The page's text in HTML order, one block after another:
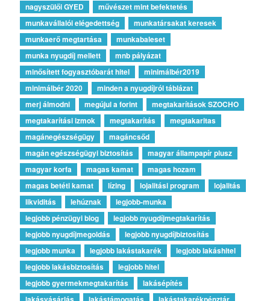
nagyszülői GYED
művészet mint befektetés
munkavállalói elégedettség
munkatársakat keresek
munkaerő megtartása
munkabaleset
munka nyugdíj mellett
mnb pályázat
minősített fogyasztóbarát hitel
minimálbér2019
minimálbér 2020
minden a nyugdíjról táblázat
merj álmodni
megújul a forint
megtakarítások SZOCHO
megtakarítási izmok
megtakarítás
megtakaritas
magánegészségügy
magáncsőd
magán egészségügyi biztosítás
magyar állampapír plusz
magyar korfa
magas kamat
magas hozam
magas betéti kamat
lízing lojalitási program
lojalitás
likviditás
lehúznak
legjobb-munka
legjobb pénzügyi blog
legjobb nyugdíjmegtakarítás
legjobb nyugdíjmegoldás
legjobb nyugdíjbiztosítás
legjobb munka
legjobb lakástakarék
legjobb lakáshitel
legjobb lakásbiztosítás
legjobb hitel
legjobb gyermekmegtakarítás
lakásépítés